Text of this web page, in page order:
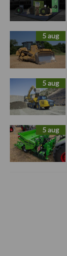
5 aug
5 aug
5 aug